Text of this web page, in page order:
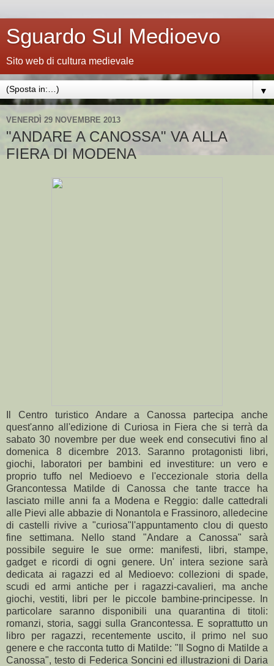
Sguardo Sul Medioevo
Sito web di cultura medievale
▼
VENERDÌ 29 NOVEMBRE 2013
"ANDARE A CANOSSA" VA ALLA
FIERA DI MODENA
Il Centro turistico Andare a Canossa partecipa anche
quest'anno all'edizione di Curiosa in Fiera che si terrà da
sabato 30 novembre per due week end consecutivi fino al
domenica 8 dicembre 2013. Saranno protagonisti libri,
giochi, laboratori per bambini ed investiture: un vero e
proprio tuffo nel Medioevo e l'eccezionale storia della
Grancontessa Matilde di Canossa che tante tracce ha
lasciato mille anni fa a Modena e Reggio: dalle cattedrali
alle Pievi alle abbazie di Nonantola e Frassinoro, alledecine
di castelli rivive a "curiosa"l'appuntamento clou di questo
fine settimana. Nello stand "Andare a Canossa" sarà
possibile seguire le sue orme: manifesti, libri, stampe,
gadget e ricordi di ogni genere. Un' intera sezione sarà
dedicata ai ragazzi ed al Medioevo: collezioni di spade,
scudi ed armi antiche per i ragazzi-cavalieri, ma anche
giochi, vestiti, libri per le piccole bambine-principesse. In
particolare saranno disponibili una quarantina di titoli:
romanzi, storia, saggi sulla Grancontessa. E soprattutto un
libro per ragazzi, recentemente uscito, il primo nel suo
genere e che racconta tutto di Matilde: "Il Sogno di Matilde a
Canossa", testo di Federica Soncini ed illustrazioni di Daria